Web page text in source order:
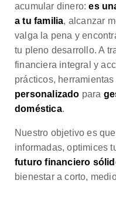
acumular dinero:es
a tu familia, alcanzar
valga la pena y
tu pleno desarrollo. A
financiera integral y
prácticos,
personalizado para
doméstica.
Nuestro objetivo es
informadas, optimices
futuro financiero
bienestar a corto,